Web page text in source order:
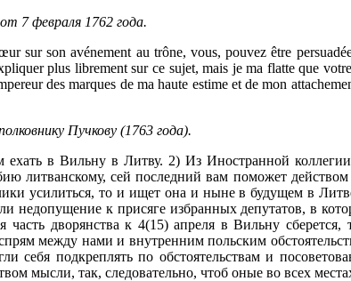
7 февраля 1762 года.
sur son avénement au trône, vous, pouvez être
plus librement sur ce sujet, mais je ma flatte que
des marques de ma haute estime et de mon
Пучкову (1763 года).
в Вильну в Литву. 2) Из Иностранной
литванскому, сей последний вам поможет
усилиться, то и ищет она и ныне в будущем в
недопущение к присяге избранных депутатов, в
дворянства к 4(15) апреля в Вильну
между нами и внутренним польским
себя подкреплять по обстоятельствам и
мысли, так, следовательно, чтоб оные во всех